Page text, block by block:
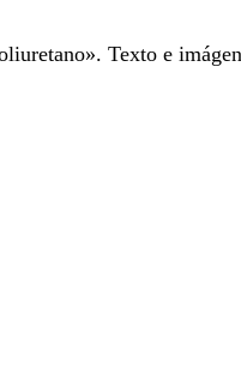
Texto e